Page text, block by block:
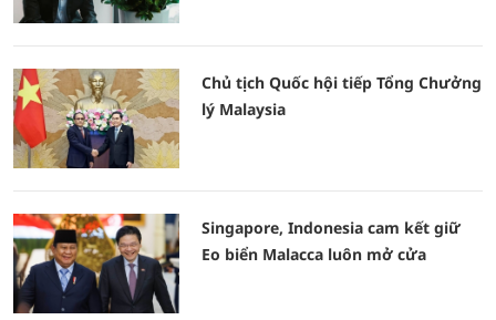
Chủ tịch Quốc hội tiếp Tổng Chưởng
lý Malaysia
Singapore, Indonesia cam kết giữ
Eo biển Malacca luôn mở cửa